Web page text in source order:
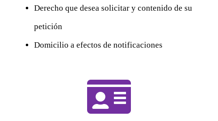
Derecho que desea solicitar y contenido de su
petición
Domicilio a efectos de notificaciones